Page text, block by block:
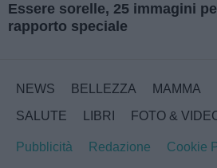
Essere sorelle, 25 immagini
rapporto speciale
NEWS BELLEZZA MAMMA
SALUTE
LIBRI FOTO &
Pubblicità Redazione
Cookie